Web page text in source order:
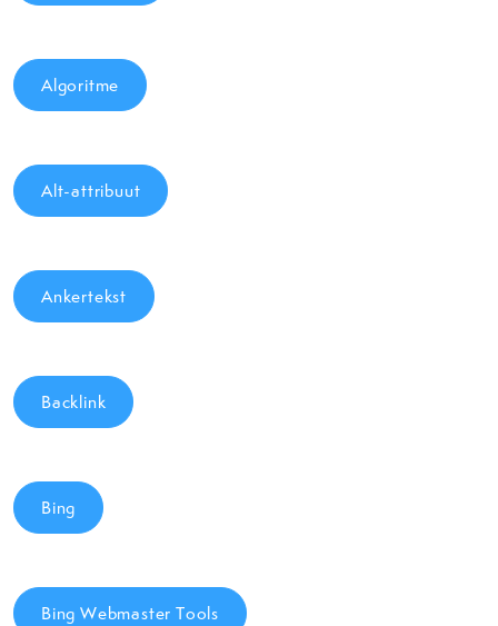
Algoritme
Alt-attribuut
Ankertekst
Backlink
Bing
Bing Webmaster Tools